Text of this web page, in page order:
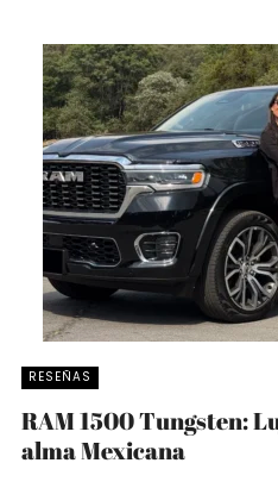
RESEÑAS
RAM 1500 Tungsten:
alma Mexicana